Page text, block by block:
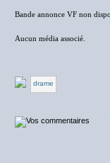
Bande annonce VF non
Aucun média associé.
drame